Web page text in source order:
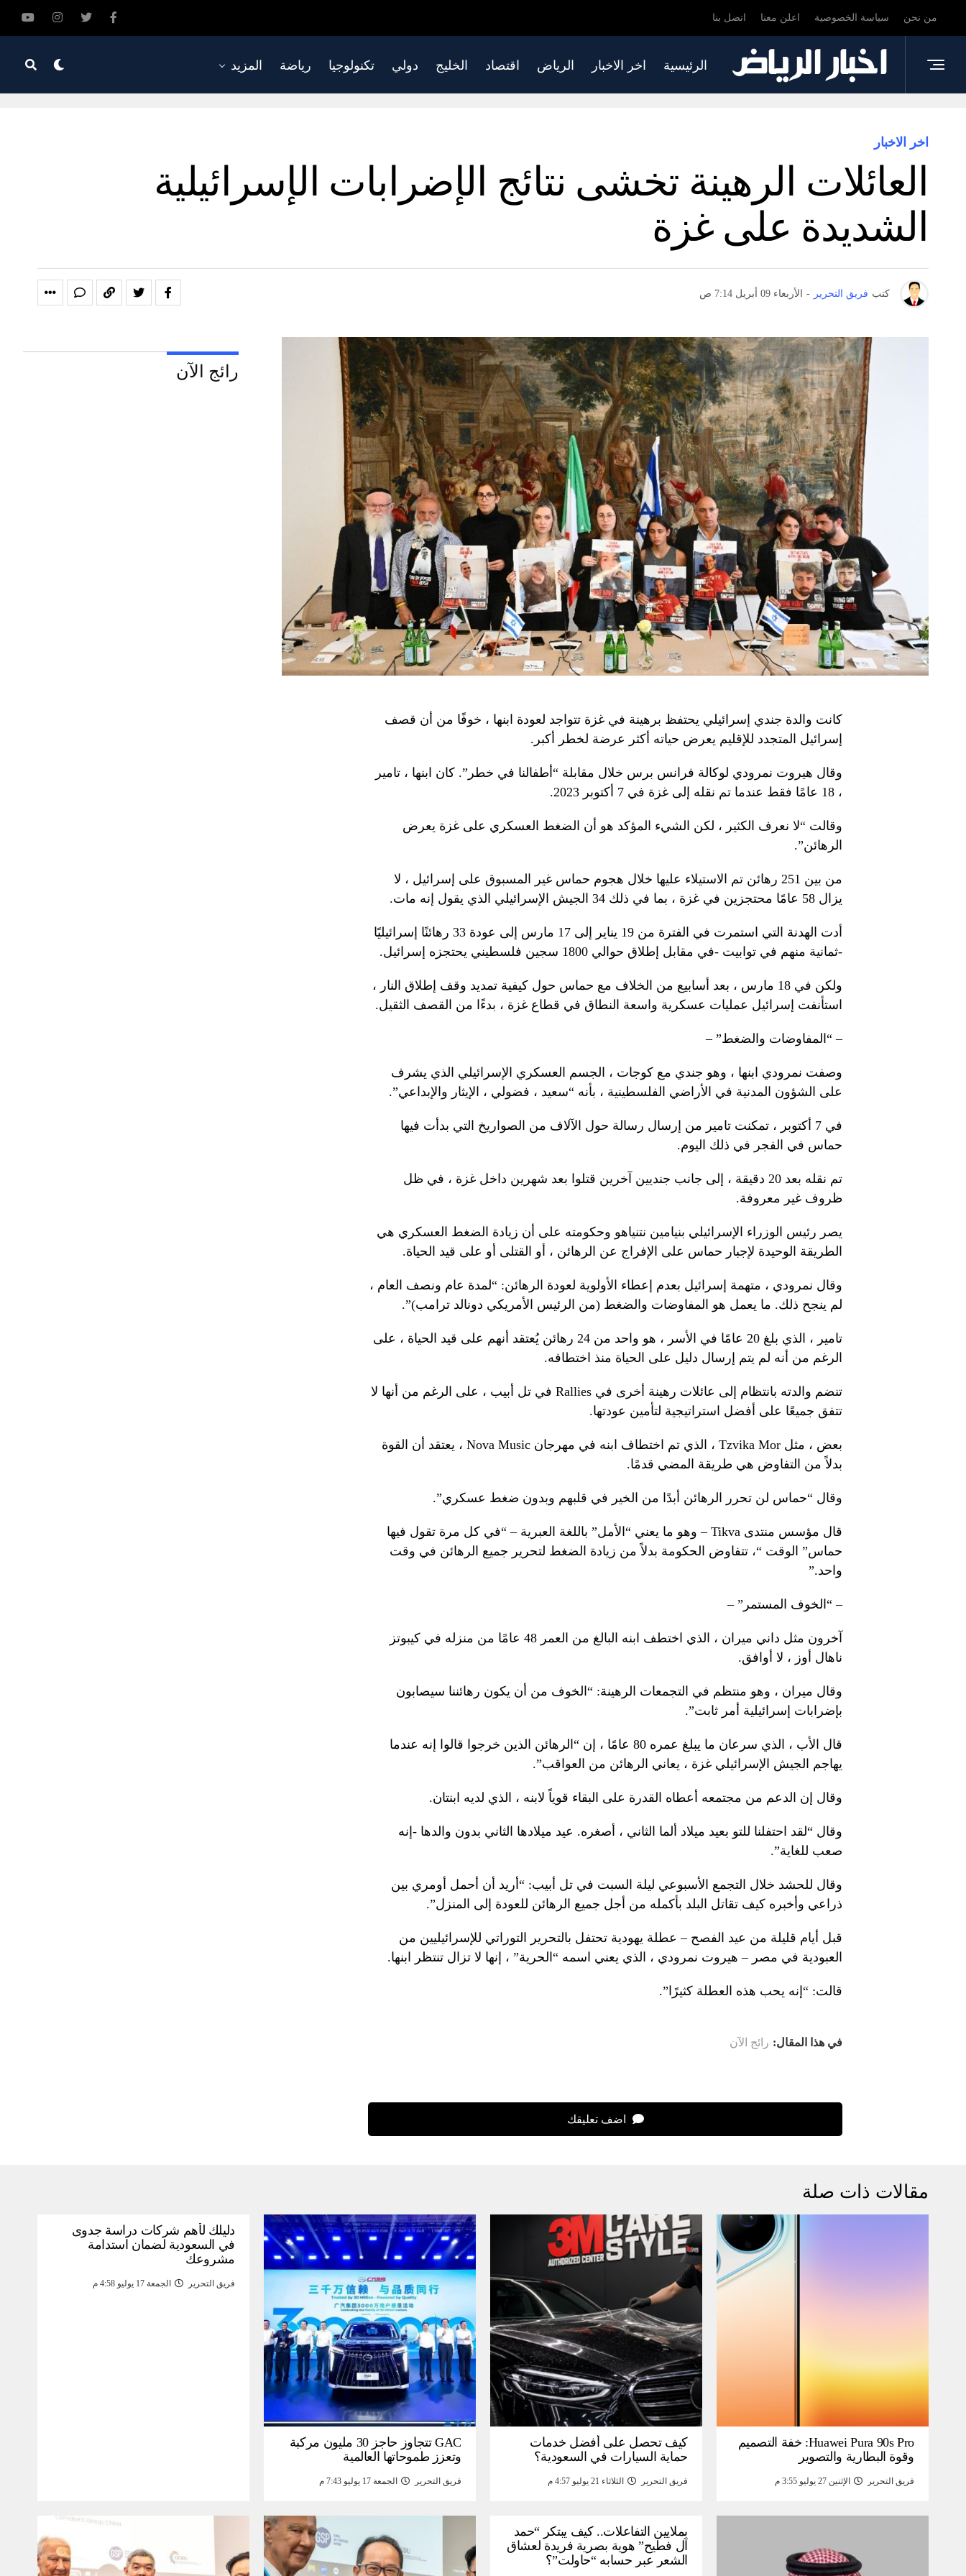
من نحن سياسة الخصوصية اعلن معنا اتصل بنا
الرئيسية اخر الاخبار الرياض اقتصاد الخليج دولي تكنولوجيا رياضة المزيد
اخر الاخبار
العائلات الرهينة تخشى نتائج الإضرابات الإسرائيلية
الشديدة على غزة
كتب فريق التحرير - الأربعاء 09 أبريل 7:14 ص
كانت والدة جندي إسرائيلي يحتفظ برهينة في غزة تتواجد لعودة ابنها ، خوفًا من أن قصف
إسرائيل المتجدد للإقليم يعرض حياته أكثر عرضة لخطر أكبر.
وقال هيروت نمرودي لوكالة فرانس برس خلال مقابلة “أطفالنا في خطر”. كان ابنها ، تامير
، 18 عامًا فقط عندما تم نقله إلى غزة في 7 أكتوبر 2023.
وقالت “لا نعرف الكثير ، لكن الشيء المؤكد هو أن الضغط العسكري على غزة يعرض
الرهائن”.
من بين 251 رهائن تم الاستيلاء عليها خلال هجوم حماس غير المسبوق على إسرائيل ، لا
يزال 58 عامًا محتجزين في غزة ، بما في ذلك 34 الجيش الإسرائيلي الذي يقول إنه مات.
أدت الهدنة التي استمرت في الفترة من 19 يناير إلى 17 مارس إلى عودة 33 رهائنًا إسرائيليًا
-ثمانية منهم في توابيت -في مقابل إطلاق حوالي 1800 سجين فلسطيني يحتجزه إسرائيل.
ولكن في 18 مارس ، بعد أسابيع من الخلاف مع حماس حول كيفية تمديد وقف إطلاق النار ،
استأنفت إسرائيل عمليات عسكرية واسعة النطاق في قطاع غزة ، بدءًا من القصف الثقيل.
– “المفاوضات والضغط” –
وصفت نمرودي ابنها ، وهو جندي مع كوجات ، الجسم العسكري الإسرائيلي الذي يشرف
على الشؤون المدنية في الأراضي الفلسطينية ، بأنه “سعيد ، فضولي ، الإيثار والإبداعي”.
في 7 أكتوبر ، تمكنت تامير من إرسال رسالة حول الآلاف من الصواريخ التي بدأت فيها
حماس في الفجر في ذلك اليوم.
تم نقله بعد 20 دقيقة ، إلى جانب جنديين آخرين قتلوا بعد شهرين داخل غزة ، في ظل
ظروف غير معروفة.
يصر رئيس الوزراء الإسرائيلي بنيامين نتنياهو وحكومته على أن زيادة الضغط العسكري هي
الطريقة الوحيدة لإجبار حماس على الإفراج عن الرهائن ، أو القتلى أو على قيد الحياة.
وقال نمرودي ، متهمة إسرائيل بعدم إعطاء الأولوية لعودة الرهائن: “لمدة عام ونصف العام ،
لم ينجح ذلك. ما يعمل هو المفاوضات والضغط (من الرئيس الأمريكي دونالد ترامب)”.
تامير ، الذي بلغ 20 عامًا في الأسر ، هو واحد من 24 رهائن يُعتقد أنهم على قيد الحياة ، على
الرغم من أنه لم يتم إرسال دليل على الحياة منذ اختطافه.
تنضم والدته بانتظام إلى عائلات رهينة أخرى في Rallies في تل أبيب ، على الرغم من أنها لا
تتفق جميعًا على أفضل استراتيجية لتأمين عودتها.
بعض ، مثل Tzvika Mor ، الذي تم اختطاف ابنه في مهرجان Nova Music ، يعتقد أن القوة
بدلاً من التفاوض هي طريقة المضي قدمًا.
وقال “حماس لن تحرر الرهائن أبدًا من الخير في قلبهم وبدون ضغط عسكري”.
قال مؤسس منتدى Tikva – وهو ما يعني “الأمل” باللغة العبرية – “في كل مرة تقول فيها
حماس” الوقت “، تتفاوض الحكومة بدلاً من زيادة الضغط لتحرير جميع الرهائن في وقت
واحد.”
– “الخوف المستمر” –
آخرون مثل داني ميران ، الذي اختطف ابنه البالغ من العمر 48 عامًا من منزله في كيبوتز
ناهال أوز ، لا أوافق.
وقال ميران ، وهو منتظم في التجمعات الرهينة: “الخوف من أن يكون رهائننا سيصابون
بإضرابات إسرائيلية أمر ثابت”.
قال الأب ، الذي سرعان ما يبلغ عمره 80 عامًا ، إن “الرهائن الذين خرجوا قالوا إنه عندما
يهاجم الجيش الإسرائيلي غزة ، يعاني الرهائن من العواقب”.
وقال إن الدعم من مجتمعه أعطاه القدرة على البقاء قوياً لابنه ، الذي لديه ابنتان.
وقال “لقد احتفلنا للتو بعيد ميلاد ألما الثاني ، أصغره. عيد ميلادها الثاني بدون والدها -إنه
صعب للغاية”.
وقال للحشد خلال التجمع الأسبوعي ليلة السبت في تل أبيب: “أريد أن أحمل أومري بين
ذراعي وأخبره كيف تقاتل البلد بأكمله من أجل جميع الرهائن للعودة إلى المنزل”.
قبل أيام قليلة من عيد الفصح – عطلة يهودية تحتفل بالتحرير التوراتي للإسرائيليين من
العبودية في مصر – هيروت نمرودي ، الذي يعني اسمه “الحرية” ، إنها لا تزال تنتظر ابنها.
قالت: “إنه يحب هذه العطلة كثيرًا”.
في هذا المقال: رائج الآن
اضف تعليقك
رائج الآن
مقالات ذات صلة
Huawei Pura 90s Pro: خفة التصميم
وقوة البطارية والتصوير
فريق التحرير الإثنين 27 يوليو 3:55 م
كيف تحصل على أفضل خدمات
حماية السيارات في السعودية؟
فريق التحرير الثلاثاء 21 يوليو 4:57 م
GAC تتجاوز حاجز 30 مليون مركبة
وتعزز طموحاتها العالمية
فريق التحرير الجمعة 17 يوليو 7:43 م
دليلك لأهم شركات دراسة جدوى
في السعودية لضمان استدامة
مشروعك
فريق التحرير الجمعة 17 يوليو 4:58 م
بملايين التفاعلات.. كيف يبتكر “حمد
آل فطيح” هوية بصرية فريدة لعشاق
الشعر عبر حسابه “حاولت”؟